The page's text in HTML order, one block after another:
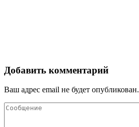
Добавить комментарий
Ваш адрес email не будет опубликован.